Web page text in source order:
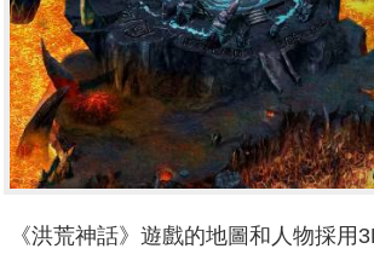
《洪荒神話》遊戲的地圖和人物採用